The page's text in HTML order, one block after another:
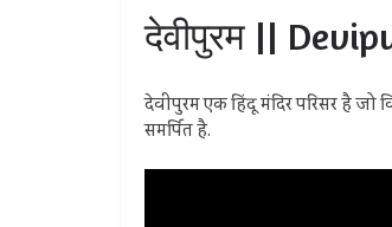
देवीपुरम ||
देवीपुरम एक हिंदू मंदिर परिसर है
समर्पित है.